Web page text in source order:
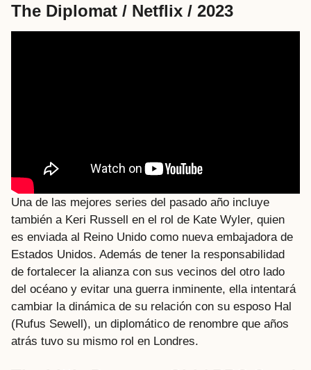
The Diplomat / Netflix / 2023
Una de las mejores series del pasado año incluye
también a Keri Russell en el rol de Kate Wyler, quien
es enviada al Reino Unido como nueva embajadora de
Estados Unidos. Además de tener la responsabilidad
de fortalecer la alianza con sus vecinos del otro lado
del océano y evitar una guerra inminente, ella intentará
cambiar la dinámica de su relación con su esposo Hal
(Rufus Sewell), un diplomático de renombre que años
atrás tuvo su mismo rol en Londres.